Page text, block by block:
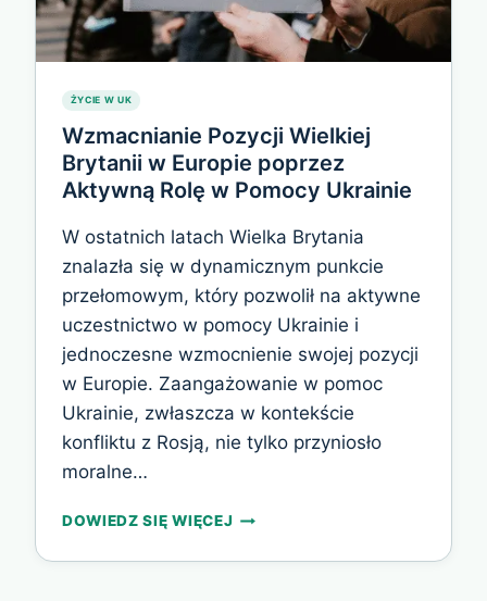
ŻYCIE W UK
Wzmacnianie Pozycji Wielkiej
Brytanii w Europie poprzez
Aktywną Rolę w Pomocy Ukrainie
W ostatnich latach Wielka Brytania
znalazła się w dynamicznym punkcie
przełomowym, który pozwolił na aktywne
uczestnictwo w pomocy Ukrainie i
jednoczesne wzmocnienie swojej pozycji
w Europie. Zaangażowanie w pomoc
Ukrainie, zwłaszcza w kontekście
konfliktu z Rosją, nie tylko przyniosło
moralne…
DOWIEDZ SIĘ WIĘCEJWZMACNIANIE
WIELKIEJ